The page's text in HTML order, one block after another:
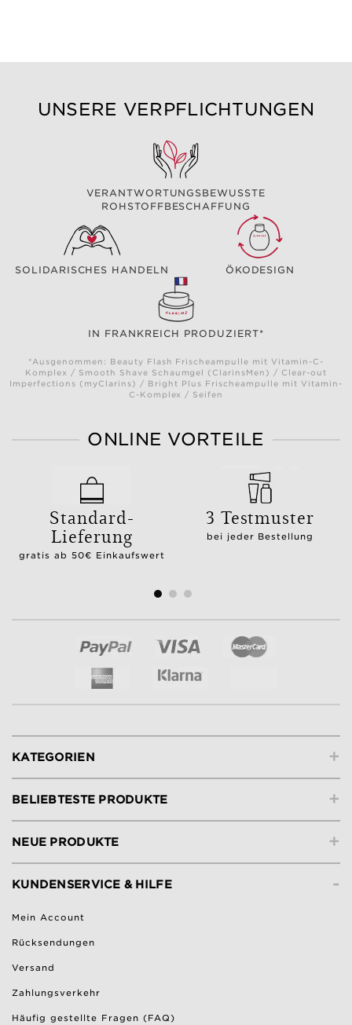
UNSERE VERPFLICHTUNGEN
VERANTWORTUNGSBEWUSSTE
ROHSTOFFBESCHAFFUNG
SOLIDARISCHES HANDELN ÖKODESIGN
IN FRANKREICH PRODUZIERT*
*Ausgenommen: Beauty Flash Frischeampulle mit Vitamin-C-
Komplex / Smooth Shave Schaumgel (ClarinsMen) / Clear-out
Imperfections (myClarins) / Bright Plus Frischeampulle mit Vitamin-
C-Komplex / Seifen
ONLINE VORTEILE
Standard-
Lieferung
gratis ab 50€ Einkaufswert
3 Testmuster
bei jeder Bestellung
+
KATEGORIEN
+
BELIEBTESTE PRODUKTE
+
NEUE PRODUKTE
-
KUNDENSERVICE & HILFE
Mein Account
Rücksendungen
Versand
Zahlungsverkehr
Häufig gestellte Fragen (FAQ)